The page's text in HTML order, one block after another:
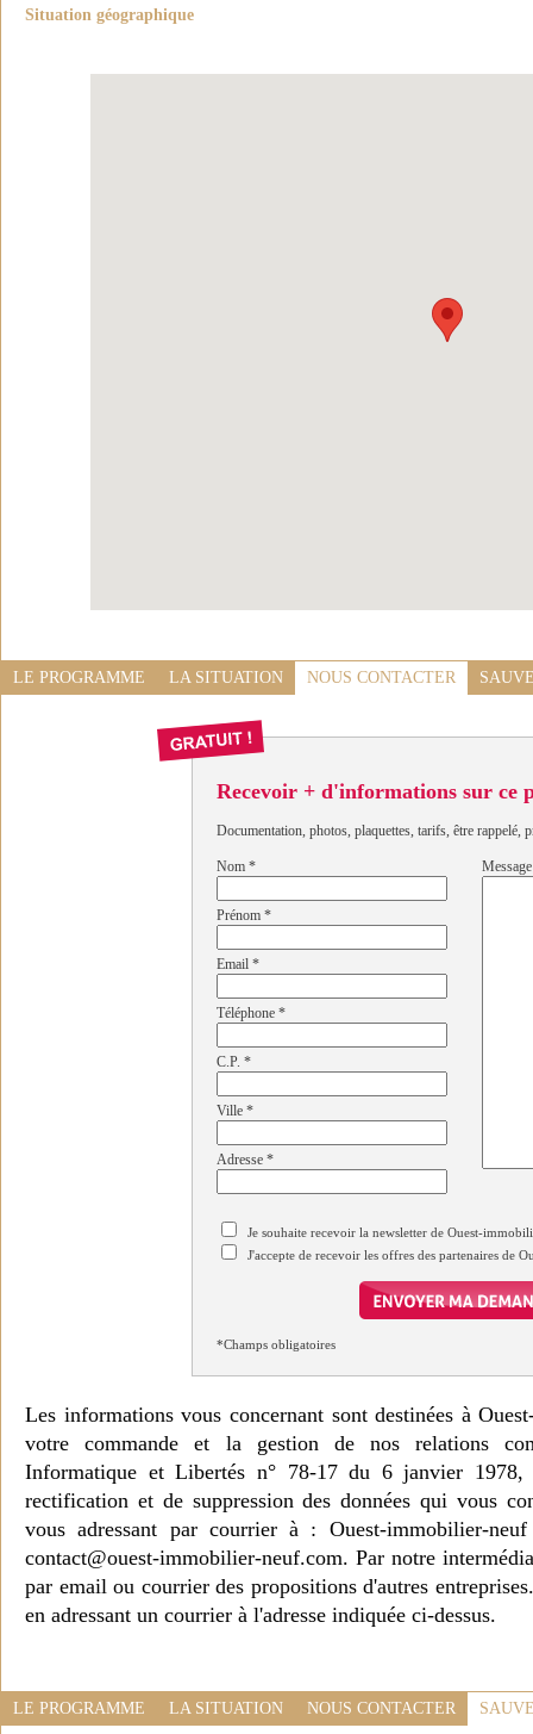
Situation géographique
LE PROGRAMME LA SITUATION NOUS CONTACTER
Recevoir + d'informations sur ce
Documentation, photos, plaquettes, tarifs, être rappelé,
Nom *
Prénom *
Email *
Téléphone *
C.P. *
Ville *
Adresse *
Message
Je souhaite recevoir la newsletter de Ouest-
J'accepte de recevoir les offres des partenaires de
*Champs obligatoires
Les informations vous concernant sont destinées à
votre commande et la gestion de nos relations
Informatique et Libertés n° 78-17 du 6 janvier 1978,
rectification et de suppression des données qui vous
vous adressant par courrier à : Ouest-immobilier-
contact@ouest-immobilier-neuf.com. Par notre
par email ou courrier des propositions d'autres
en adressant un courrier à l'adresse indiquée ci-dessus.
LE PROGRAMME LA SITUATION NOUS CONTACTER